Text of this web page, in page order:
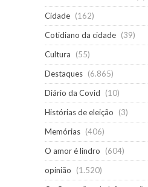
Cidade (162)
Cotidiano da cidade (39)
Cultura
(55)
Destaques (6.865)
Diário da Covid
(10)
Histórias de eleição
(3)
Memórias (406)
O amor é lindro
(604)
opinião
(1.520)